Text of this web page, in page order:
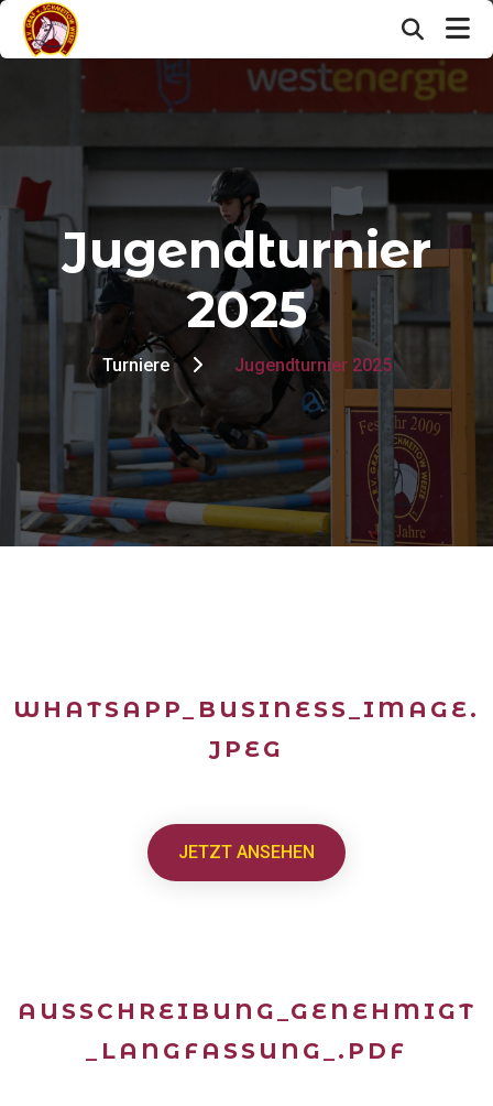
Jugendturnier
2025
Turniere Jugendturnier 2025
WHATSAPP_BUSINESS_IMAGE.
JPEG
JETZT ANSEHEN
AUSSCHREIBUNG_GENEHMIGT
_LANGFASSUNG_.PDF